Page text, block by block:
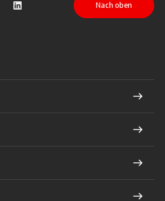
auf Instagram
auf TikTok
Sparkasse auf LinkedIn
Nach oben